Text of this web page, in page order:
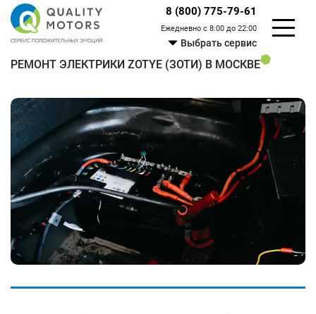
8 (800) 775-79-61
Ежедневно с 8:00 до 22:00
Выбрать сервис
РЕМОНТ ЭЛЕКТРИКИ ZOTYE (ЗОТИ) В МОСКВЕ